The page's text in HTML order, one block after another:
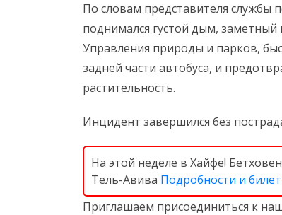
По словам представителя службы
поднимался густой дым,
Управления природы и парков,
задней части автобуса, и
растительность.
Инцидент завершился без
На этой неделе в Хайфе!
Тель-Авива Подробности и
Приглашаем присоединиться к